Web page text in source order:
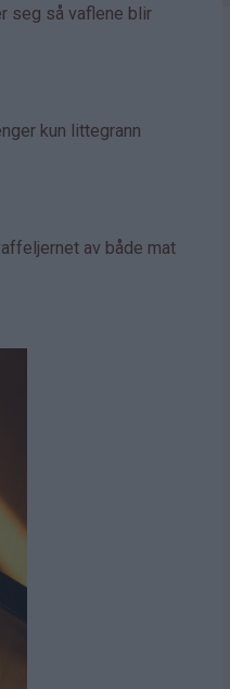
seg så vaflene blir
kun littegrann
av både mat